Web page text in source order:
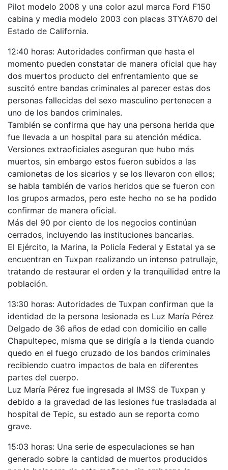
Pilot modelo 2008 y una color azul marca Ford F150
cabina y media modelo 2003 con placas 3TYA670 del
Estado de California.
12:40 horas: Autoridades confirman que hasta el
momento pueden constatar de manera oficial que hay
dos muertos producto del enfrentamiento que se
suscitó entre bandas criminales al parecer estas dos
personas fallecidas del sexo masculino pertenecen a
uno de los bandos criminales.
También se confirma que hay una persona herida que
fue llevada a un hospital para su atención médica.
Versiones extraoficiales aseguran que hubo más
muertos, sin embargo estos fueron subidos a las
camionetas de los sicarios y se los llevaron con ellos;
se habla también de varios heridos que se fueron con
los grupos armados, pero este hecho no se ha podido
confirmar de manera oficial.
Más del 90 por ciento de los negocios continúan
cerrados, incluyendo las instituciones bancarias.
El Ejército, la Marina, la Policía Federal y Estatal ya se
encuentran en Tuxpan realizando un intenso patrullaje,
tratando de restaurar el orden y la tranquilidad entre la
población.
13:30 horas: Autoridades de Tuxpan confirman que la
identidad de la persona lesionada es Luz María Pérez
Delgado de 36 años de edad con domicilio en calle
Chapultepec, misma que se dirigía a la tienda cuando
quedo en el fuego cruzado de los bandos criminales
recibiendo cuatro impactos de bala en diferentes
partes del cuerpo.
Luz María Pérez fue ingresada al IMSS de Tuxpan y
debido a la gravedad de las lesiones fue trasladada al
hospital de Tepic, su estado aun se reporta como
grave.
15:03 horas: Una serie de especulaciones se han
generado sobre la cantidad de muertos producidos